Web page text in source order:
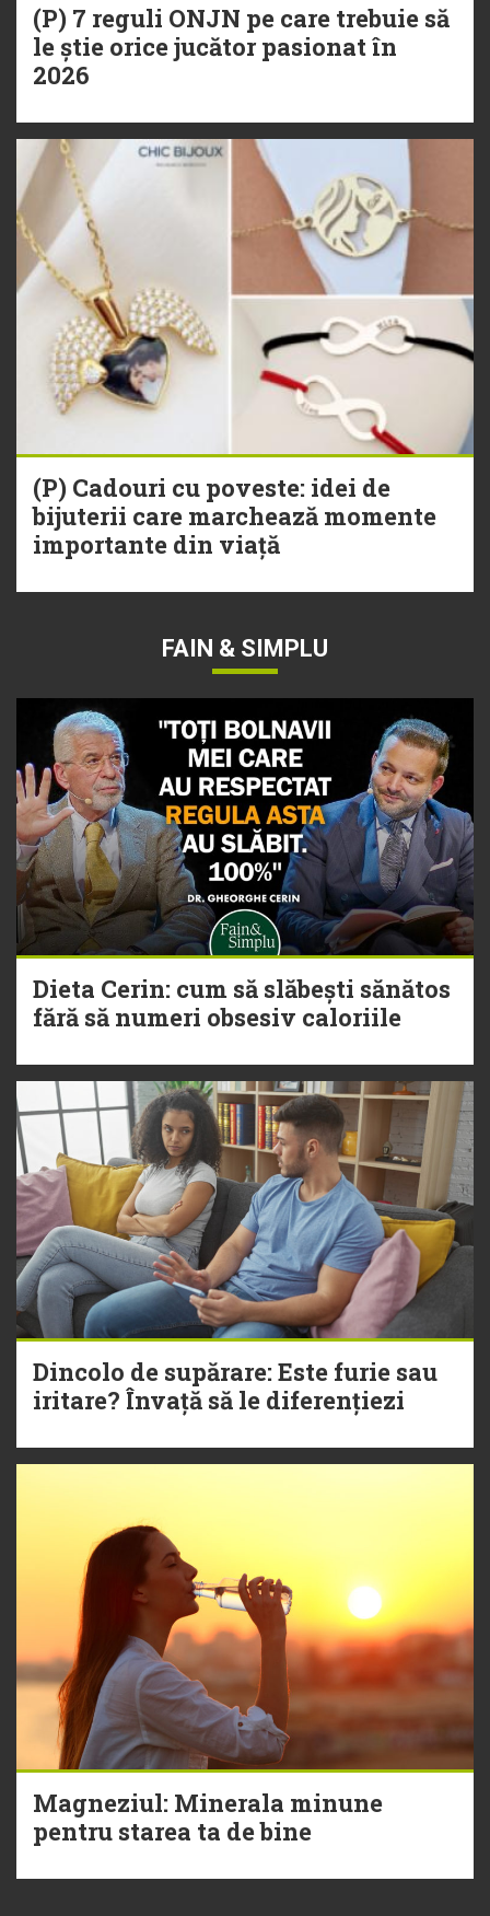
(P) 7 reguli ONJN pe care trebuie să
le știe orice jucător pasionat în
2026
(P) Cadouri cu poveste: idei de
bijuterii care marchează momente
importante din viață
FAIN & SIMPLU
Dieta Cerin: cum să slăbești sănătos
fără să numeri obsesiv caloriile
Dincolo de supărare: Este furie sau
iritare? Învață să le diferențiezi
Magneziul: Minerala minune
pentru starea ta de bine